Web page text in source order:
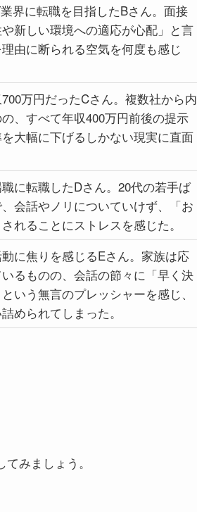
界に転職を目指したBさん。面接
新しい環境への適応が心配」と言
由に断られる空気を何度も感じ
万円だったCさん。複数社から内
、すべて年収400万円前後の提示
大幅に下げるしかない現実に直面
に転職したDさん。20代の若手ば
会話やノリについていけず、「お
れることにストレスを感じた。
に焦りを感じるEさん。家族は応
るものの、会話の節々に「早く決
いう無言のプレッシャーを感じ、
められてしまった。
みましょう。